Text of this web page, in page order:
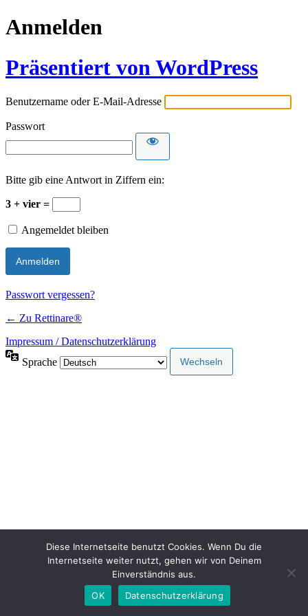
Anmelden
Präsentiert von WordPress
Benutzername oder E-Mail-Adresse
Passwort
Bitte gib eine Antwort in Ziffern ein:
3 + vier =
Angemeldet bleiben
Passwort vergessen?
← Zu Rettinare®
Impressum / Datenschutzerklärung
Sprache
Diese Internetseite benutzt Cookies. Wenn Du die
Internetseite weiter nutzt, gehen wir von Deinem
Einverständnis aus.
OK
Datenschutzerklärung